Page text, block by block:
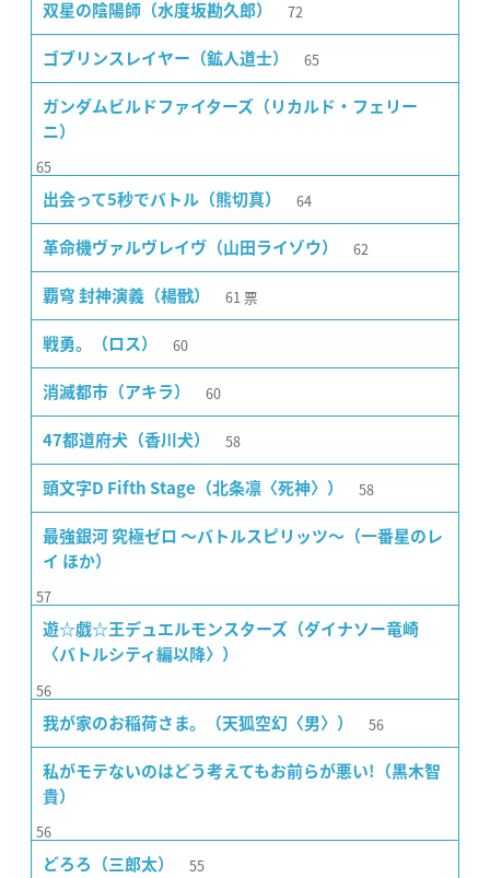
双星の陰陽師（水度坂勘久郎） 72
ゴブリンスレイヤー（鉱人道士） 65
ガンダムビルドファイターズ（リカルド・フェリー
ニ）
65
出会って5秒でバトル（熊切真） 64
革命機ヴァルヴレイヴ（山田ライゾウ） 62
覇穹 封神演義（楊戩） 61 票
戦勇。（ロス） 60
消滅都市（アキラ） 60
47都道府犬（香川犬） 58
頭文字D Fifth Stage（北条凛〈死神〉） 58
最強銀河 究極ゼロ 〜バトルスピリッツ〜（一番星のレ
イ ほか）
57
遊☆戯☆王デュエルモンスターズ（ダイナソー竜崎
〈バトルシティ編以降〉）
56
我が家のお稲荷さま。（天狐空幻〈男〉） 56
私がモテないのはどう考えてもお前らが悪い!（黒木智
貴）
56
どろろ（三郎太） 55